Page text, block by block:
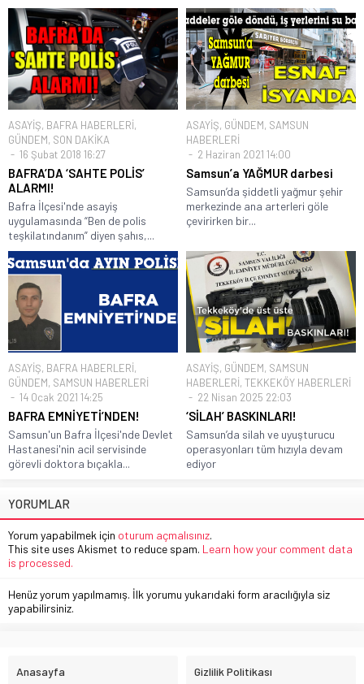
ASAYİŞ, BAFRA HABERLERİ,
GÜNDEM, SON DAKİKA
16 Şubat 2018 16:27
BAFRA’DA ‘SAHTE POLİS’
ALARMI!
Bafra İlçesi'nde asayiş
uygulamasında “Ben de polis
teşkilatındanım” diyen şahıs,...
ASAYİŞ, GÜNDEM, SAMSUN
HABERLERİ
2 Haziran 2021 14:00
Samsun’a YAĞMUR darbesi
Samsun’da şiddetli yağmur şehir
merkezinde ana arterleri göle
çevirirken bir...
ASAYİŞ, BAFRA HABERLERİ,
GÜNDEM, SAMSUN HABERLERİ
14 Ocak 2021 14:25
BAFRA EMNİYETİ’NDEN!
Samsun'un Bafra İlçesi'nde Devlet
Hastanesi'nin acil servisinde
görevli doktora bıçakla...
ASAYİŞ, GÜNDEM, SAMSUN
HABERLERİ, TEKKEKÖY HABERLERİ
22 Nisan 2025 22:03
‘SİLAH’ BASKINLARI!
Samsun’da silah ve uyuşturucu
operasyonları tüm hızıyla devam
ediyor
YORUMLAR
Yorum yapabilmek için oturum açmalısınız.
This site uses Akismet to reduce spam. Learn how your comment data
is processed.
Henüz yorum yapılmamış. İlk yorumu yukarıdaki form aracılığıyla siz
yapabilirsiniz.
Anasayfa Gizlilik Politikası